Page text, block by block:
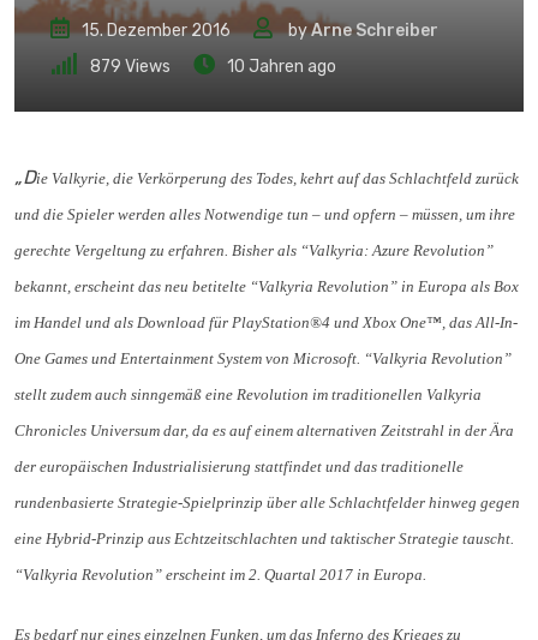
15. Dezember 2016 byArne Schreiber
879 Views 10 Jahren ago
„Die Valkyrie, die Verkörperung des Todes, kehrt auf das Schlachtfeld zurück
und die Spieler werden alles Notwendige tun – und opfern – müssen, um ihre
gerechte Vergeltung zu erfahren. Bisher als “Valkyria: Azure Revolution”
bekannt, erscheint das neu betitelte “Valkyria Revolution” in Europa als Box
im Handel und als Download für PlayStation®4 und Xbox One™, das All-In-
One Games und Entertainment System von Microsoft. “Valkyria Revolution”
stellt zudem auch sinngemäß eine Revolution im traditionellen Valkyria
Chronicles Universum dar, da es auf einem alternativen Zeitstrahl in der Ära
der europäischen Industrialisierung stattfindet und das traditionelle
rundenbasierte Strategie-Spielprinzip über alle Schlachtfelder hinweg gegen
eine Hybrid-Prinzip aus Echtzeitschlachten und taktischer Strategie tauscht.
“Valkyria Revolution” erscheint im 2. Quartal 2017 in Europa.
Es bedarf nur eines einzelnen Funken, um das Inferno des Krieges zu